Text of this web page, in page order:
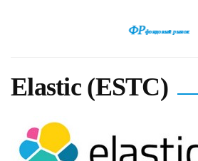
Elastic (ESTC)